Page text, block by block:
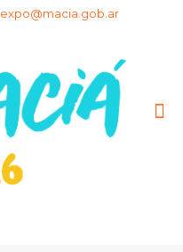
expo@macia.gob.ar